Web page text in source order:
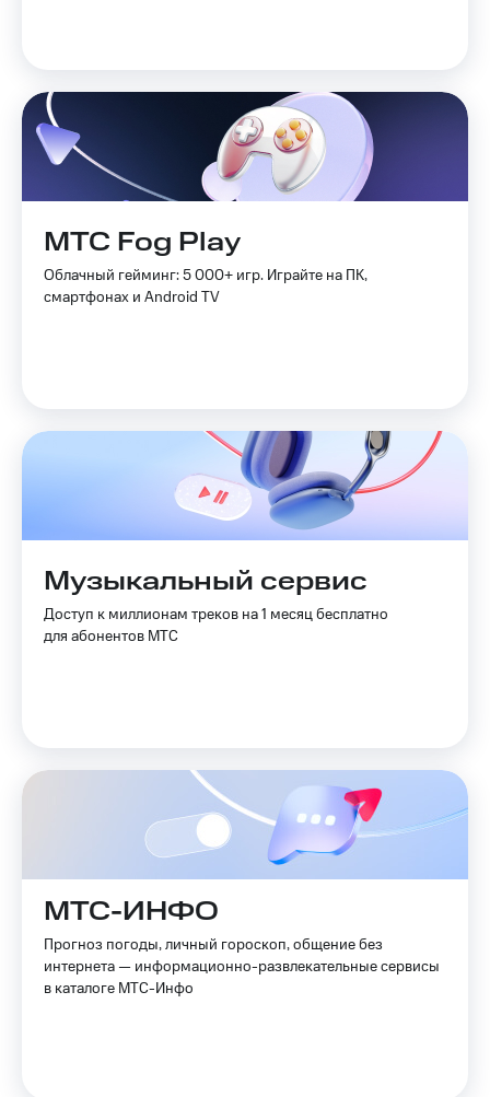
МТС Fog Play
Облачный гейминг: 5 000+ игр. Играйте на ПК,
смартфонах и Android TV
Музыкальный сервис
Доступ к миллионам треков на 1 месяц бесплатно
для абонентов МТС
МТС-ИНФО
Прогноз погоды, личный гороскоп, общение без
интернета — информационно-развлекательные сервисы
в каталоге МТС-Инфо